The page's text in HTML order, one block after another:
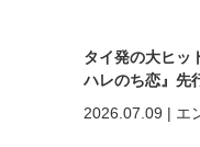
タイ発の大ヒッ
ハレのち恋』先
2026.07.09 | エ